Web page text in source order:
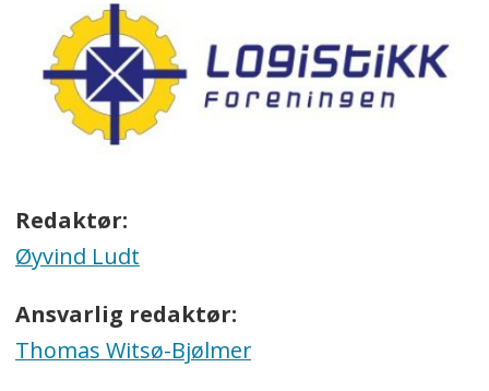
Redaktør:
Øyvind Ludt
Ansvarlig redaktør:
Thomas Witsø-Bjølmer